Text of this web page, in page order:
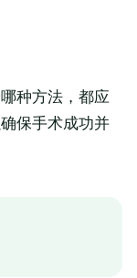
种方法，都应
保手术成功并